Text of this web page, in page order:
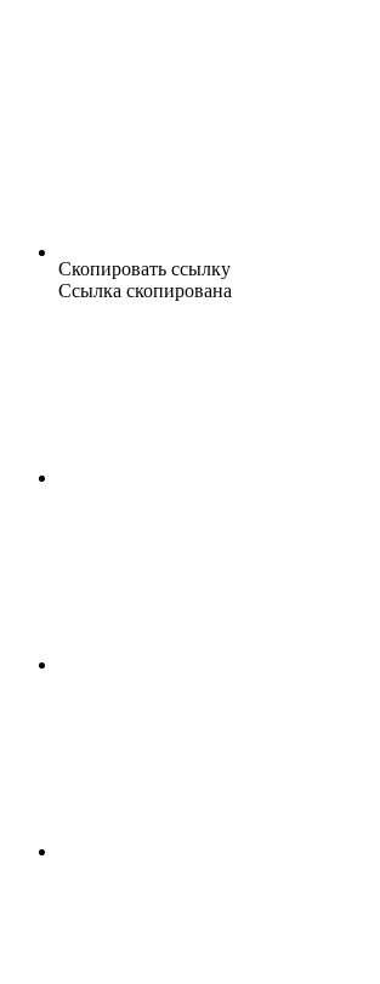
Скопировать ссылку
Ссылка скопирована